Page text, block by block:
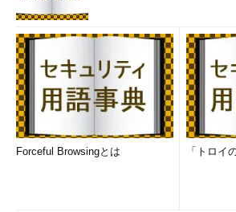
Forceful Browsingとは 「トロイ